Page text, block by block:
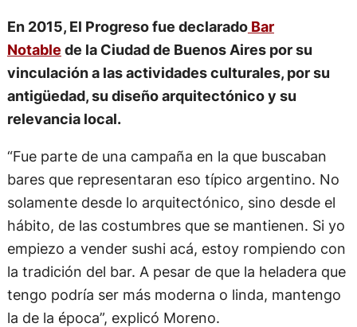
En 2015, El Progreso fue declaradoBar
Notable de la Ciudad de Buenos Aires por su
vinculación a las actividades culturales, por su
antigüedad, su diseño arquitectónico y su
relevancia local.
“Fue parte de una campaña en la que buscaban
bares que representaran eso típico argentino. No
solamente desde lo arquitectónico, sino desde el
hábito, de las costumbres que se mantienen. Si yo
empiezo a vender sushi acá, estoy rompiendo con
la tradición del bar. A pesar de que la heladera que
tengo podría ser más moderna o linda, mantengo
la de la época”, explicó Moreno.